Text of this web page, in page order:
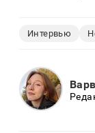
Интервью